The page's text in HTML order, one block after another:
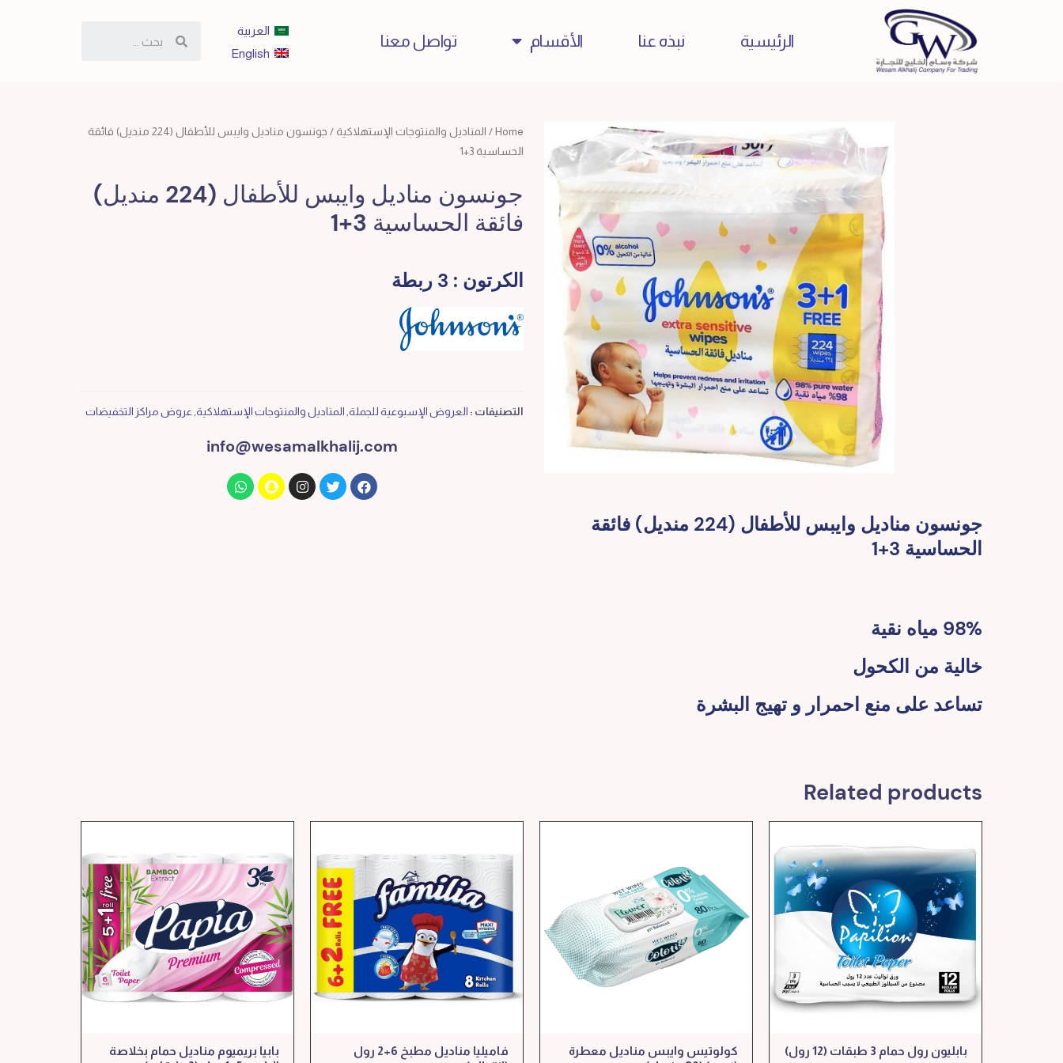
الرئيسية نبذه عنا الأقسام تواصل معنا
العربية
English
جونسون مناديل وايبس للأطفال (224 منديل) فائقة
الحساسية 3+1
98% مياه نقية
خالية من الكحول
تساعد على منع احمرار و تهيج البشرة
Home
/ المناديل والمنتوجات الإستهلاكية
/ جونسون مناديل وايبس للأطفال (224 منديل) فائقة
الحساسية 3+1
جونسون مناديل وايبس للأطفال (224 منديل)
فائقة الحساسية 3+1
الكرتون : 3 ربطة
التصنيفات : العروض الإسبوعية للجملة, المناديل والمنتوجات الإستهلاكية,عروض مراكز التخفيضات
info@wesamalkhalij.com
Related products
بابليون رول حمام 3 طبقات (12 رول)
كولوتيس وايبس مناديل معطرة
فاميليا مناديل مطبخ 6+2 رول
بابيا بريميوم مناديل حمام بخلاصة